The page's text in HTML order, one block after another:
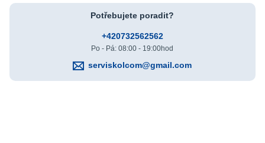
Potřebujete poradit?
+420732562562
Po - Pá: 08:00 - 19:00hod
serviskolcom@gmail.com